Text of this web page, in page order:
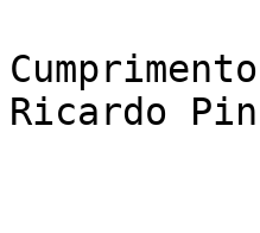
Ricardo